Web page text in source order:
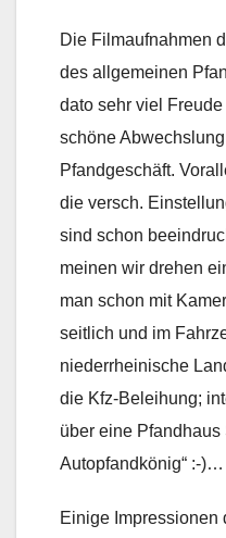
Die Filmaufnahmen
des allgemeinen
dato sehr viel
schöne
Pfandgeschäft.
die versch.
sind schon
meinen wir drehen
man schon mit
seitlich und im
niederrheinische
die Kfz-Beleihung;
über eine Pfandhaus
Autopfandkönig“ :-
Einige Impressionen